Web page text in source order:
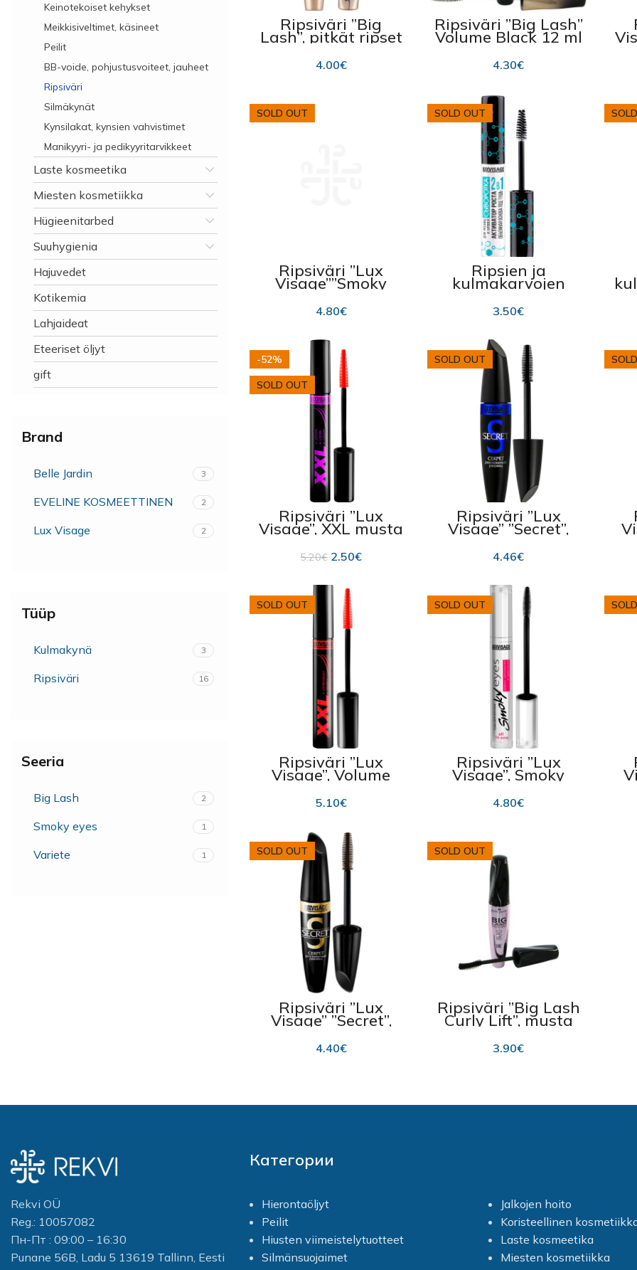
Keinotekoiset kehykset
Meikkisiveltimet, käsineet
Peilit
BB-voide, pohjustusvoiteet, jauheet
Ripsiväri
Silmäkynät
Kynsilakat, kynsien vahvistimet
Manikyyri- ja pedikyyritarvikkeet
Laste kosmeetika
Miesten kosmetiikka
Hügieenitarbed
Suuhygienia
Hajuvedet
Kotikemia
Lahjaideat
Eteeriset öljyt
gift
Brand
Belle Jardin 3
EVELINE KOSMEETTINEN 2
Lux Visage 2
Tüüp
Kulmakynä 3
Ripsiväri 16
Seeria
Big Lash 2
Smoky eyes 1
Variete 1
Ripsiväri ”Big
Lash”, pitkät ripset
12 ml
4.00€
Ripsiväri ”Big Lash”
Volume Black 12 ml
4.30€
SOLD OUT
Ripsiväri ”Lux
Visage””Smoky
eyes”, kaikki
yhdessä 7g
4.80€
SOLD OUT
Ripsien ja
kulmakarvojen
seerumi ”Lux
Visage”, kasvun
aktivaattori 5,5 g
3.50€
-52%
SOLD OUT
Ripsiväri ”Lux
Visage”, XXL musta
5.20€ 2.50€
SOLD OUT
Ripsiväri ”Lux
Visage” ”Secret”,
sininen 12g
4.46€
SOLD OUT
Ripsiväri ”Lux
Visage”, Volume
XXL musta 9 g
5.10€
SOLD OUT
Ripsiväri ”Lux
Visage”, Smoky
eyes, musta 7g
4.80€
SOLD OUT
Ripsiväri ”Lux
Visage” ”Secret”,
ruskea 12g
4.40€
SOLD OUT
Ripsiväri ”Big Lash
Curly Lift”, musta
12 ml
3.90€
Rekvi OÜ
Reg.: 10057082
Пн-Пт : 09:00 – 16:30
Punane 56B, Ladu 5 13619 Tallinn, Eesti
Категории
Hierontaöljyt
Peilit
Hiusten viimeistelytuotteet
Silmänsuojaimet
Jalkojen hoito
Koristeellinen
Laste kosmeetika
Miesten kosmetiikka